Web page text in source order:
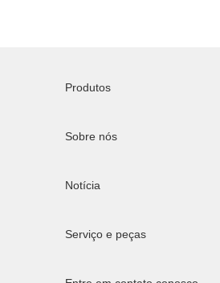
Produtos
Sobre nós
Notícia
Serviço e peças